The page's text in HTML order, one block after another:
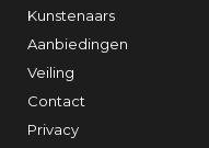
Kunstenaars
Aanbiedingen
Veiling
Contact
Privacy